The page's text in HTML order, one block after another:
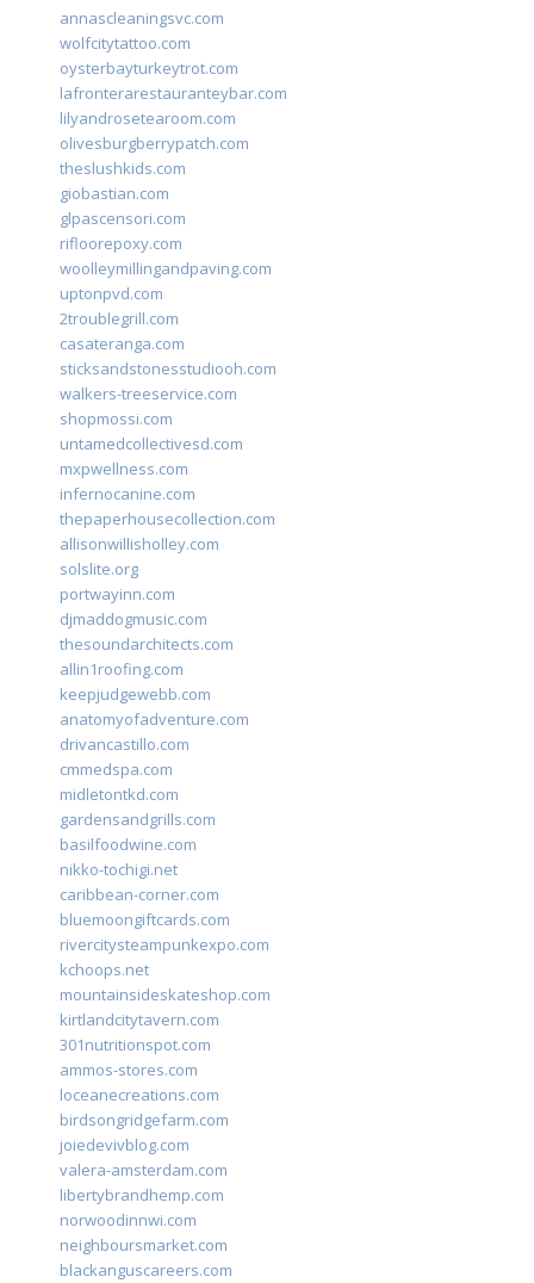
annascleaningsvc.com
wolfcitytattoo.com
oysterbayturkeytrot.com
lafronterarestauranteybar.com
lilyandrosetearoom.com
olivesburgberrypatch.com
theslushkids.com
giobastian.com
glpascensori.com
rifloorepoxy.com
woolleymillingandpaving.com
uptonpvd.com
2troublegrill.com
casateranga.com
sticksandstonesstudiooh.com
walkers-treeservice.com
shopmossi.com
untamedcollectivesd.com
mxpwellness.com
infernocanine.com
thepaperhousecollection.com
allisonwillisholley.com
solslite.org
portwayinn.com
djmaddogmusic.com
thesoundarchitects.com
allin1roofing.com
keepjudgewebb.com
anatomyofadventure.com
drivancastillo.com
cmmedspa.com
midletontkd.com
gardensandgrills.com
basilfoodwine.com
nikko-tochigi.net
caribbean-corner.com
bluemoongiftcards.com
rivercitysteampunkexpo.com
kchoops.net
mountainsideskateshop.com
kirtlandcitytavern.com
301nutritionspot.com
ammos-stores.com
loceanecreations.com
birdsongridgefarm.com
joiedevivblog.com
valera-amsterdam.com
libertybrandhemp.com
norwoodinnwi.com
neighboursmarket.com
blackanguscareers.com